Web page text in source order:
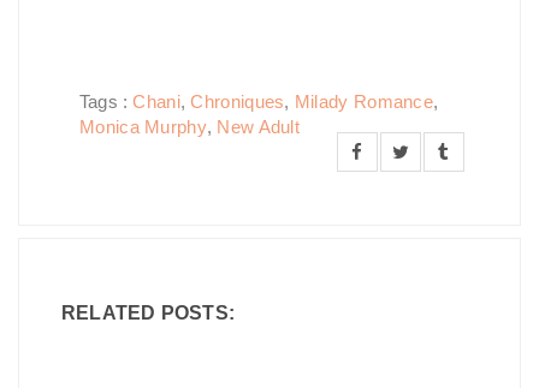
Tags :Chani,Chroniques, Milady Romance,
Monica Murphy, New Adult
RELATED POSTS: